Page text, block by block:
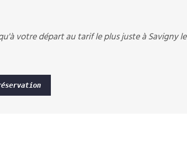
votre départ au tarif le plus juste à Savigny le